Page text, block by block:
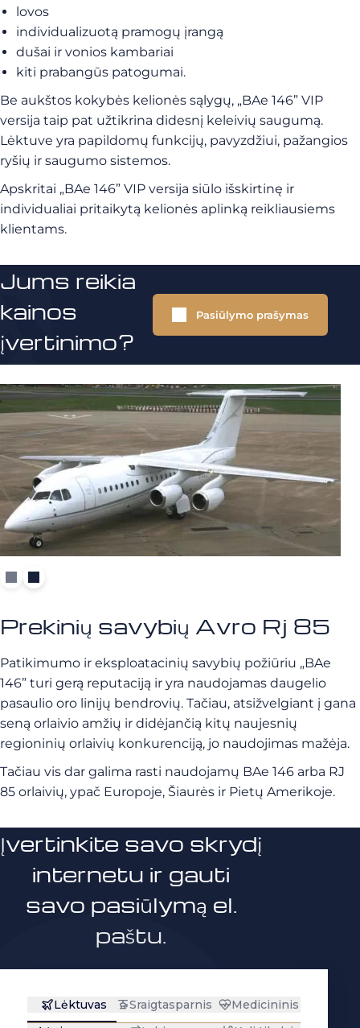
lovos
individualizuotą pramogų įrangą
dušai ir vonios kambariai
kiti prabangūs patogumai.
Be aukštos kokybės kelionės sąlygų, „BAe 146” VIP
versija taip pat užtikrina didesnį keleivių saugumą.
Lėktuve yra papildomų funkcijų, pavyzdžiui, pažangios
ryšių ir saugumo sistemos.
Apskritai „BAe 146” VIP versija siūlo išskirtinę ir
individualiai pritaikytą kelionės aplinką reikliausiems
klientams.
Jums reikia
kainos
įvertinimo?
Pasiūlymo prašymas
Prekinių savybių Avro Rj 85
Patikimumo ir eksploatacinių savybių požiūriu „BAe
146” turi gerą reputaciją ir yra naudojamas daugelio
pasaulio oro linijų bendrovių. Tačiau, atsižvelgiant į gana
seną orlaivio amžių ir didėjančią kitų naujesnių
regioninių orlaivių konkurenciją, jo naudojimas mažėja.
Tačiau vis dar galima rasti naudojamų BAe 146 arba RJ
85 orlaivių, ypač Europoje, Šiaurės ir Pietų Amerikoje.
Įvertinkite savo skrydį
internetu ir gauti
savo pasiūlymą el.
paštu.